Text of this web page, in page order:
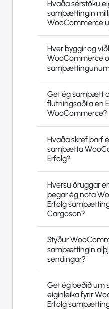
Hvaða sérstöku
samþættingin
WooCommerce
Hver byggir og
WooCommerce
Get ég samþætt
flutningsaðila en
WooCommerce?
Hvaða skref þarf
samþætta
Erfolg?
Hversu öruggar
þegar ég nota
Erfolg
Cargoson?
Styður
samþættingin
sendingar?
Get ég beðið um
eiginleika fyrir
Erfolg